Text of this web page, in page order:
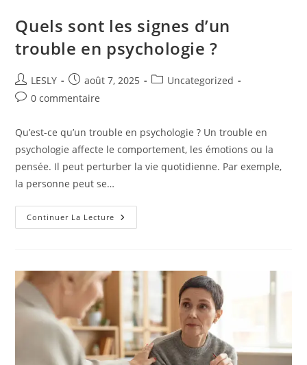
Quels sont les signes d’un
trouble en psychologie ?
Auteur/autrice
de
LESLY
Publication
publiée :
août 7, 2025
PostUncategorized
Commentaires
la
publication :
0 commentaire
Qu’est-ce qu’un trouble en psychologie ? Un trouble en
psychologie affecte le comportement, les émotions ou la
pensée. Il peut perturber la vie quotidienne. Par exemple,
la personne peut se…
Continuer La Lecture Quels
Sont
En
Psychologie